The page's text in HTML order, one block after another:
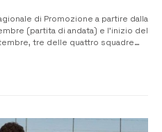
di Promozione a partire dalla
(partita di andata) e l’inizio del
tre delle quattro squadre
indietro risp...